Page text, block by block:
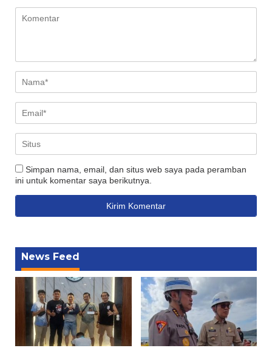
Simpan nama, email, dan situs web saya pada peramban
ini untuk komentar saya berikutnya.
News Feed